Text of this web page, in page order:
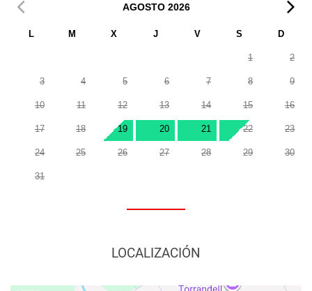
AGOSTO 2026
L M X J V S D
1 2
3 4 5 6 7 8 9
10 11 12 13 14 15 16
17 18 19 20 21 22 23
24 25 26 27 28 29 30
31
LOCALIZACIÓN